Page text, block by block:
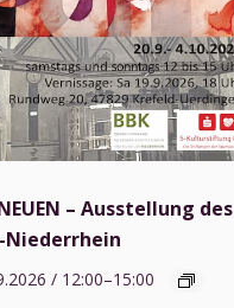
– Ausstellung des
Niederrhein
/ 12:00–15:00